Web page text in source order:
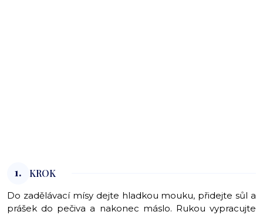
1. KROK
Do zadělávací mísy dejte hladkou mouku, přidejte sůl a
prášek do pečiva a nakonec máslo. Rukou vypracujte